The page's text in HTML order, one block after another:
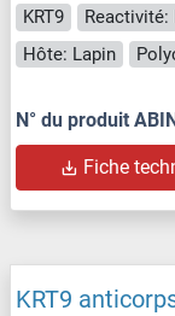
KRT9 Reactivité:
Hôte: Lapin
N° du produit
Fiche
KRT9